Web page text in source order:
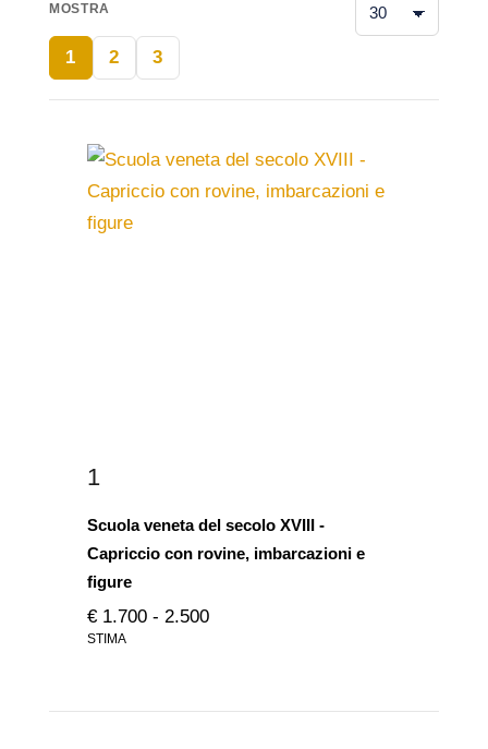
MOSTRA
1 2 3
1
Scuola veneta del secolo XVIII -
Capriccio con rovine, imbarcazioni e
figure
€ 1.700 - 2.500
STIMA